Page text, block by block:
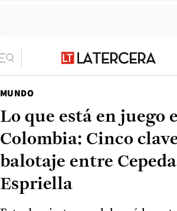
MUNDO
Lo que está en juego
Colombia: Cinco
balotaje entre
Espriella